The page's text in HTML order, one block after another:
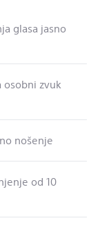
glasa jasno
zvuk
nošenje
od 10